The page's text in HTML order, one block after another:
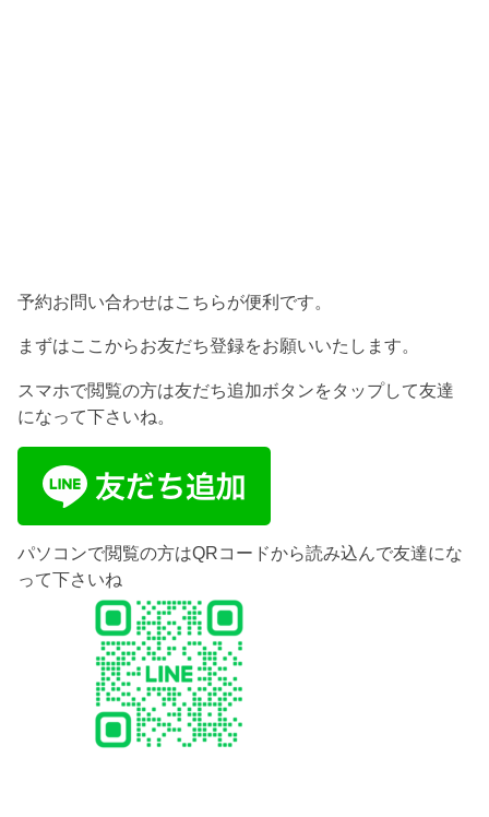
予約お問い合わせはこちらが便利です。
まずはここからお友だち登録をお願いいたします。
スマホで閲覧の方は友だち追加ボタンをタップして友達
になって下さいね。
パソコンで閲覧の方はQRコードから読み込んで友達にな
って下さいね